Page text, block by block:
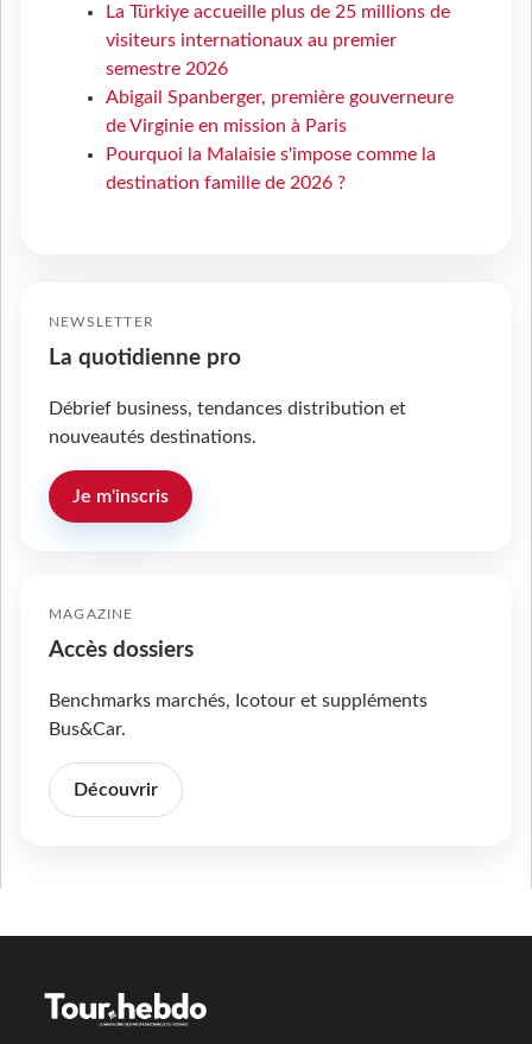
La Türkiye accueille plus de 25 millions de
visiteurs internationaux au premier
semestre 2026
Abigail Spanberger, première gouverneure
de Virginie en mission à Paris
Pourquoi la Malaisie s'impose comme la
destination famille de 2026 ?
NEWSLETTER
La quotidienne pro
Débrief business, tendances distribution et
nouveautés destinations.
Je m'inscris
MAGAZINE
Accès dossiers
Benchmarks marchés, Icotour et suppléments
Bus&Car.
Découvrir